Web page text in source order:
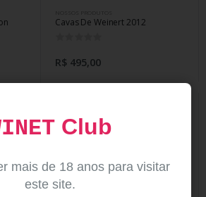
Cavas De Weinert 2012
R$ 495,00
Club
mais de 18 anos para visitar
este site.